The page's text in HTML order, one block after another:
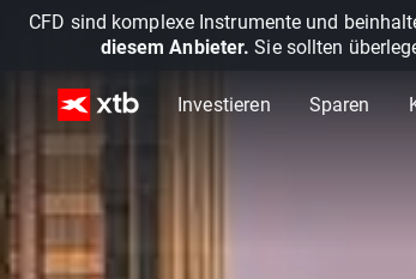
CFD sind komplexe Instrumente und
diesem Anbieter. Sie sollten
Investieren Sparen